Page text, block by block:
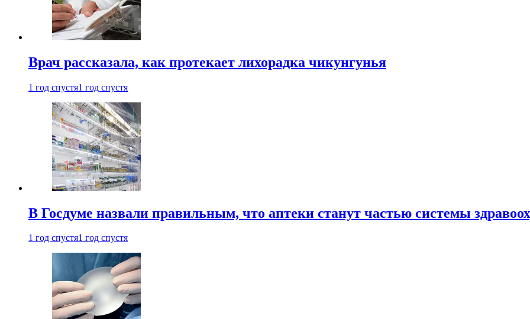
Врач рассказала, как протекает лихорадка чикунгунья
1 год спустя1 год спустя
В Госдуме назвали правильным, что аптеки станут частью системы
1 год спустя1 год спустя